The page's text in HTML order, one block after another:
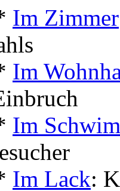
Im Zimmer
Im
Im
Im Lack: